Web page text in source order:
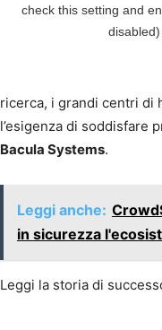
ricerca, i grandi centri di
l’esigenza di soddisfare
Bacula Systems.
Leggi anche:
in sicurezza
Leggi la storia di